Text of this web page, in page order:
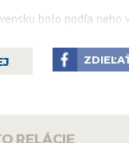
bolo podľa neho
Infringement je iba
že Komisia pošle list,
RELÁCIE